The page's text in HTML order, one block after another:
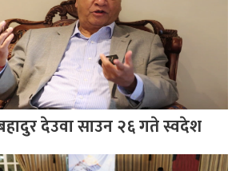
देउवा साउन २६ गते स्वदेश